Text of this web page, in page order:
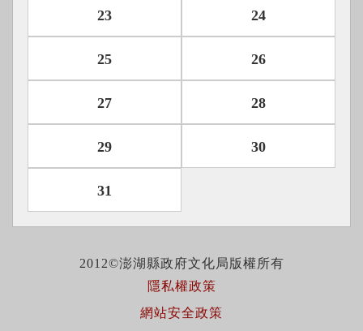
23 24
25 26
27 28
29 30
31
2012©澎湖縣政府文化局版權所有
隱私權政策
網站安全政策